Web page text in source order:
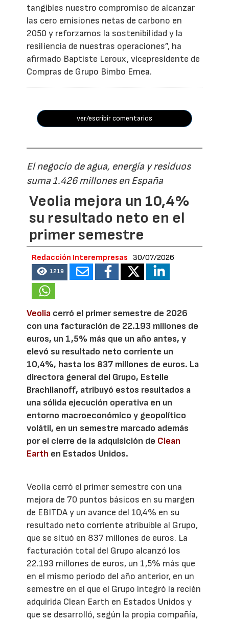
tangibles nuestro compromiso de alcanzar
las cero emisiones netas de carbono en
2050 y reforzamos la sostenibilidad y la
resiliencia de nuestras operaciones”, ha
afirmado Baptiste Leroux, vicepresidente de
Compras de Grupo Bimbo Emea.
ver/escribir comentarios
El negocio de agua, energía y residuos
suma 1.426 millones en España
Veolia mejora un 10,4%
su resultado neto en el
primer semestre
Redacción Interempresas 30/07/2026
1219
Veolia cerró el primer semestre de 2026
con una facturación de 22.193 millones de
euros, un 1,5% más que un año antes, y
elevó su resultado neto corriente un
10,4%, hasta los 837 millones de euros. La
directora general del Grupo, Estelle
Brachlianoff, atribuyó estos resultados a
una sólida ejecución operativa en un
entorno macroeconómico y geopolítico
volátil, en un semestre marcado además
por el cierre de la adquisición de Clean
Earth en Estados Unidos.
Veolia cerró el primer semestre con una
mejora de 70 puntos básicos en su margen
de EBITDA y un avance del 10,4% en su
resultado neto corriente atribuible al Grupo,
que se situó en 837 millones de euros. La
facturación total del Grupo alcanzó los
22.193 millones de euros, un 1,5% más que
en el mismo periodo del año anterior, en un
semestre en el que el Grupo integró la recién
adquirida Clean Earth en Estados Unidos y
que se desarrolló, según la propia compañía,